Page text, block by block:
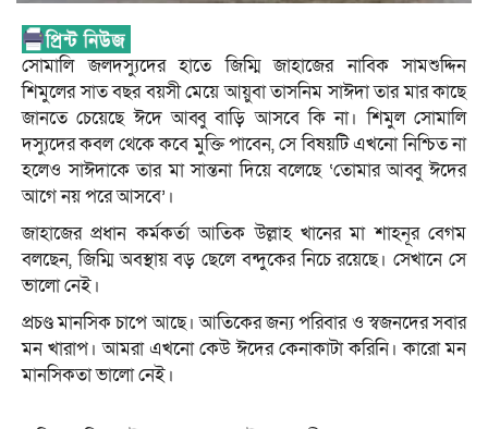
সোমালি জলদস্যুদের হাতে জিম্মি জাহাজের নাবিক সামশুদ্দিন
শিমুলের সাত বছর বয়সী মেয়ে আয়ুবা তাসনিম সাঈদা তার মার কাছে
জানতে চেয়েছে ঈদে আব্বু বাড়ি আসবে কি না। শিমুল সোমালি
দস্যুদের কবল থেকে কবে মুক্তি পাবেন, সে বিষয়টি এখনো নিশ্চিত না
হলেও সাঈদাকে তার মা সান্তনা দিয়ে বলেছে ‘তোমার আব্বু ঈদের
আগে নয় পরে আসবে’।
জাহাজের প্রধান কর্মকর্তা আতিক উল্লাহ খানের মা শাহনূর বেগম
বলছেন, জিম্মি অবস্থায় বড় ছেলে বন্দুকের নিচে রয়েছে। সেখানে সে
ভালো নেই।
প্রচণ্ড মানসিক চাপে আছে। আতিকের জন্য পরিবার ও স্বজনদের সবার
মন খারাপ। আমরা এখনো কেউ ঈদের কেনাকাটা করিনি। কারো মন
মানসিকতা ভালো নেই।